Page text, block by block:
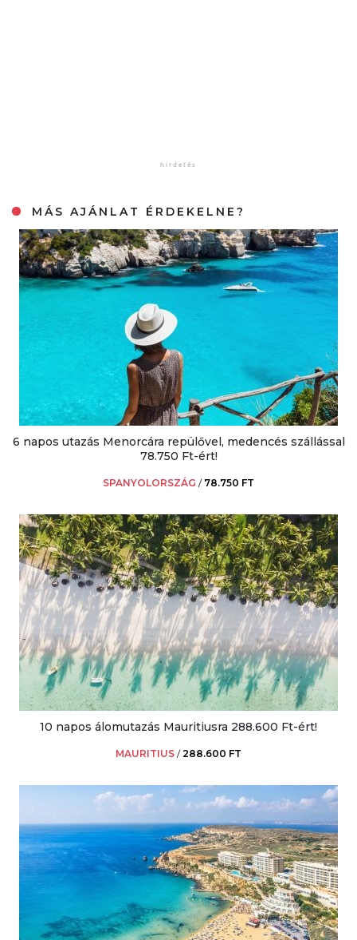
MÁS AJÁNLAT ÉRDEKELNE?
6 napos utazás Menorcára repülővel, medencés szállással
78.750 Ft-ért!
SPANYOLORSZÁG / 78.750 FT
10 napos álomutazás Mauritiusra 288.600 Ft-ért!
MAURITIUS /288.600 FT